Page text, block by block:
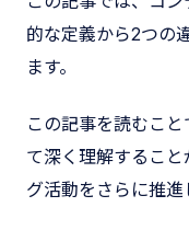
的な定義から2つの
ます。
この記事を読むこ
て深く理解するこ
グ活動をさらに推進